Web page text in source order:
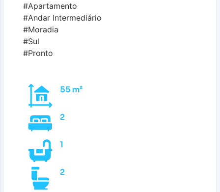
#Apartamento
#Andar Intermediário
#Moradia
#Sul
#Pronto
55 m²
2
1
2